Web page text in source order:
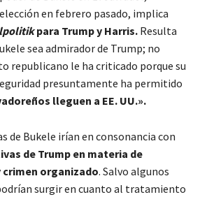
en febrero pasado, implica
para Trump y Harris. Resulta
sea admirador de Trump; no
republicano le ha criticado porque su
presuntamente ha permitido
lleguen a EE. UU.».
de Bukele irían en consonancia con
de Trump en materia de
organizado. Salvo algunos
surgir en cuanto al tratamiento